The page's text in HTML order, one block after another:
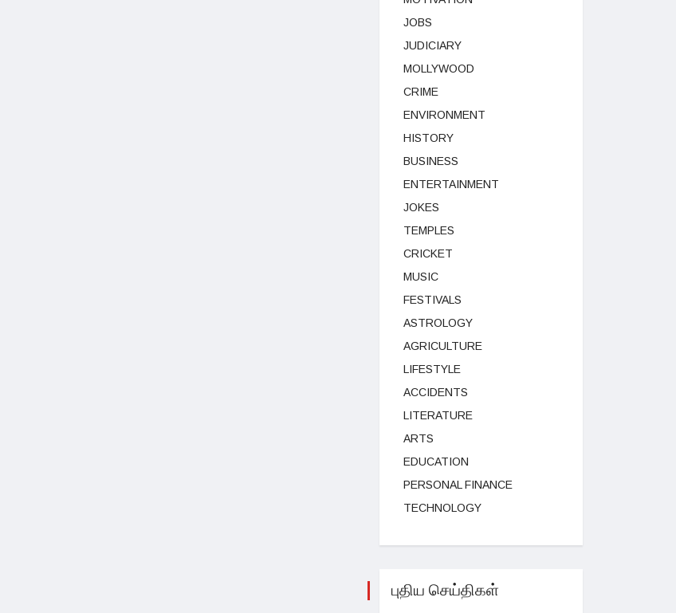
JOBS
JUDICIARY
MOLLYWOOD
CRIME
ENVIRONMENT
HISTORY
BUSINESS
ENTERTAINMENT
JOKES
TEMPLES
CRICKET
MUSIC
FESTIVALS
ASTROLOGY
AGRICULTURE
LIFESTYLE
ACCIDENTS
LITERATURE
ARTS
EDUCATION
PERSONAL FINANCE
TECHNOLOGY
புதிய செய்திகள்